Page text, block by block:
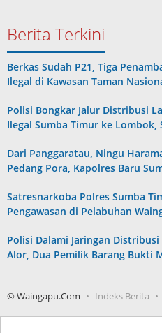
Berita Terkini
Berkas Sudah P21, Tiga
Ilegal di Kawasan Taman
Polisi Bongkar Jalur Distribusi
Ilegal Sumba Timur ke Lombok,
Dari Panggaratau, Ningu
Pedang Pora, Kapolres Baru
Satresnarkoba Polres Sumba
Pengawasan di Pelabuhan
Polisi Dalami Jaringan Distribusi
Alor, Dua Pemilik Barang Bukti
© Waingapu.Com Indeks Berita